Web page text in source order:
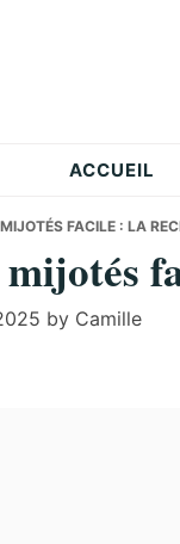
ACCUEIL
FACILE : LA
by Camille